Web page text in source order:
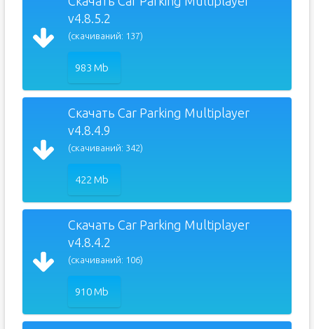
v4.8.5.2
(скачиваний: 137)
983 Mb
Скачать Car Parking Multiplayer
v4.8.4.9
(скачиваний: 342)
422 Mb
Скачать Car Parking Multiplayer
v4.8.4.2
(скачиваний: 106)
910 Mb